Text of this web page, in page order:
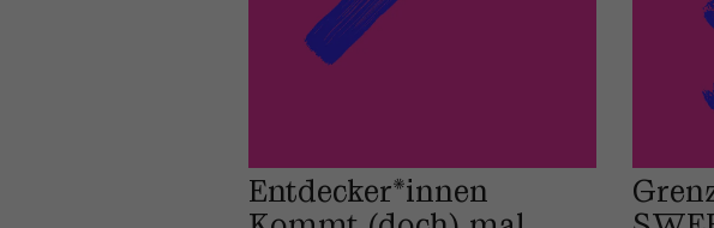
Entdecker*innen